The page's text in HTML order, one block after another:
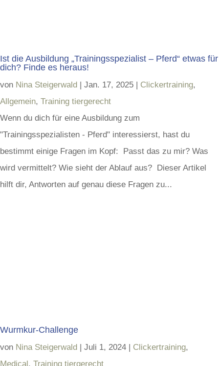
Ist die Ausbildung „Trainingsspezialist – Pferd“ etwas für
dich? Finde es heraus!
von Nina Steigerwald | Jan. 17, 2025 | Clickertraining,
Allgemein, Training tiergerecht
Wenn du dich für eine Ausbildung zum
"Trainingsspezialisten - Pferd" interessierst, hast du
bestimmt einige Fragen im Kopf: Passt das zu mir? Was
wird vermittelt? Wie sieht der Ablauf aus? Dieser Artikel
hilft dir, Antworten auf genau diese Fragen zu...
Wurmkur-Challenge
von Nina Steigerwald | Juli 1, 2024 | Clickertraining,
Medical, Training tiergerecht